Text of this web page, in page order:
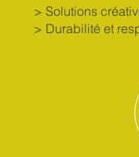
> Solutions
> Durabilité et